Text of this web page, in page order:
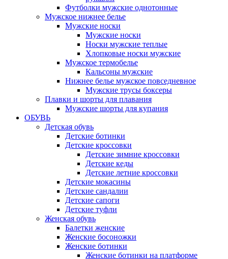
Футболки мужские однотонные
Мужское нижнее белье
Мужские носки
Мужские носки
Носки мужские теплые
Хлопковые носки мужские
Мужское термобелье
Кальсоны мужские
Нижнее белье мужское повседневное
Мужские трусы боксеры
Плавки и шорты для плавания
Мужские шорты для купания
ОБУВЬ
Детская обувь
Детские ботинки
Детские кроссовки
Детские зимние кроссовки
Детские кеды
Детские летние кроссовки
Детские мокасины
Детские сандалии
Детские сапоги
Детские туфли
Женская обувь
Балетки женские
Женские босоножки
Женские ботинки
Женские ботинки на платформе